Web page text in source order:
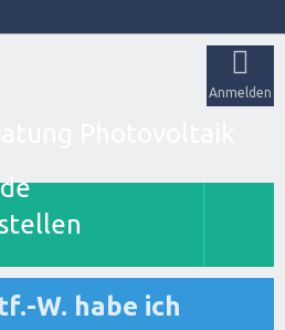
Anmelden
W. habe ich